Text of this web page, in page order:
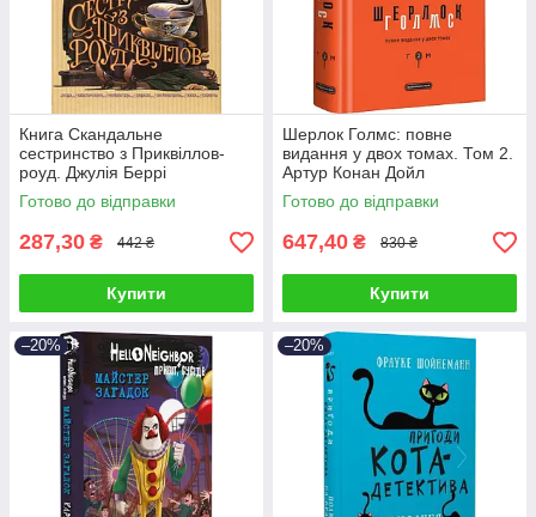
Книга Скандальне
сестринство з Приквіллов-
роуд. Джулія Беррі
Готово до відправки
287,30 ₴ 442 ₴
Купити
Шерлок Голмс: повне
видання у двох томах. Том 2.
Артур Конан Дойл
Готово до відправки
647,40 ₴ 830 ₴
Купити
–20% –20%